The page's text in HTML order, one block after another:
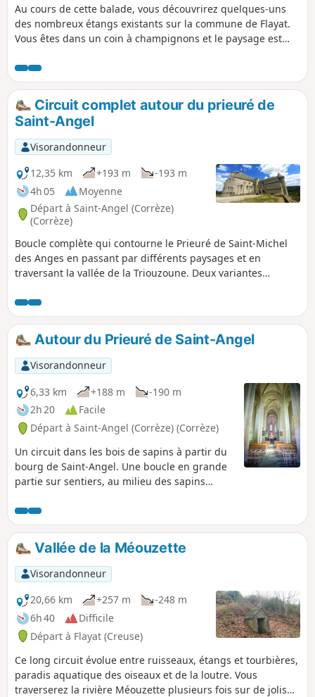
Au cours de cette balade, vous découvrirez quelques-uns
des nombreux étangs existants sur la commune de Flayat.
Vous êtes dans un coin à champignons et le paysage est
multiples couleurs et qu'ils se reflètent dans les étangs.
Circuit complet autour du prieuré de
Saint-Angel
Visorandonneur
12,35 km
+193 m
-193 m
4h 05
Moyenne
Départ à Saint-Angel (Corrèze)
(Corrèze)
Boucle complète qui contourne le Prieuré de Saint-Michel
des Anges en passant par différents paysages et en
traversant la vallée de la Triouzoune. Deux variantes
Autour du Prieuré de Saint-Angel
Visorandonneur
6,33 km
+188 m
-190 m
2h 20
Facile
Départ à Saint-Angel (Corrèze) (Corrèze)
Un circuit dans les bois de sapins à partir du
bourg de Saint-Angel. Une boucle en grande
partie sur sentiers, au milieu des sapins
par le magnifique prieuré du XIIe siècle.
Vallée de la Méouzette
Visorandonneur
20,66 km
+257 m
-248 m
6h 40
Difficile
Départ à Flayat (Creuse)
Ce long circuit évolue entre ruisseaux, étangs et tourbières,
paradis aquatique des oiseaux et de la loutre. Vous
traverserez la rivière Méouzette plusieurs fois sur de jolis